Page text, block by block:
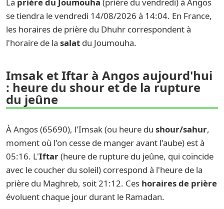
La prière du Joumouha (prière du vendredi) à Angos
se tiendra le vendredi 14/08/2026 à 14:04. En France,
les horaires de prière du Dhuhr correspondent à
l'horaire de la salat du Joumouha.
Imsak et Iftar à Angos aujourd'hui
: heure du shour et de la rupture
du jeûne
À Angos (65690), l'Imsak (ou heure du shour/sahur,
moment où l'on cesse de manger avant l'aube) est à
05:16. L'Iftar(heure de rupture du jeûne, qui coïncide
avec le coucher du soleil) correspond à l'heure de la
prière du Maghreb, soit 21:12. Ces horaires de prière
évoluent chaque jour durant le Ramadan.